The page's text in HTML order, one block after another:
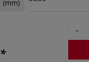
(mm)
-